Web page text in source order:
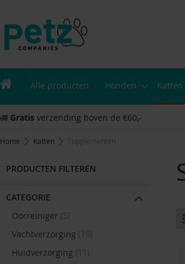
Alle producten Honden Katten
Gratis verzending boven de €60,-
Home Katten
PRODUCTEN FILTEREN
CATEGORIE
Oorreiniger 5
items
Vachtverzorging
19
items
Huidverzorging items